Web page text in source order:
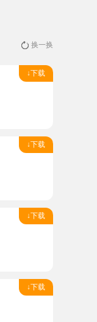
换一换
↓下载
↓下载
↓下载
↓下载